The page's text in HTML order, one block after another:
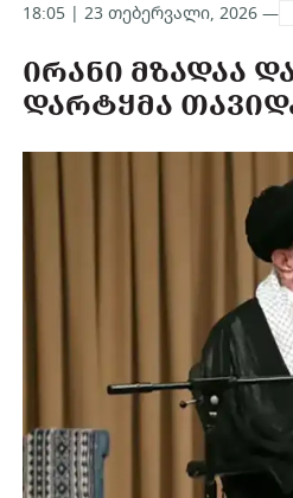
18:05 | 23 თებერვალი, 2026 —
ᲘᲠᲐᲜᲘ ᲛᲖᲐᲓᲐᲐ
ᲓᲐᲠᲢᲧᲛᲐ